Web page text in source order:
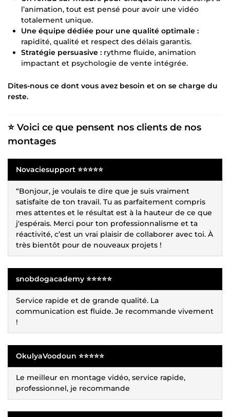
l’animation, tout est pensé pour avoir une vidéo
totalement unique.
Une équipe dédiée pour une qualité optimale :
rapidité, qualité et respect des délais garantis.
Stratégie persuasive : rythme fluide, animation
impactant et psychologie de vente intégrée.
Dites-nous ce dont vous avez besoin et on se charge du
reste.
⭐ Voici ce que pensent nos clients de nos
montages
Novaciesupport ⭐⭐⭐⭐⭐
“Bonjour, je voulais te dire que je suis vraiment
satisfaite de ton travail. Tu as parfaitement compris
mes attentes et le résultat est à la hauteur de ce que
j'espérais. Merci pour ton professionnalisme et ta
réactivité, c’est un vrai plaisir de collaborer avec toi. À
très bientôt pour de nouveaux projets !
snobdogacademy ⭐⭐⭐⭐⭐
Service rapide et de grande qualité. La
communication est fluide. Je recommande vivement
!
OkulyaVoodoun ⭐⭐⭐⭐⭐
Le meilleur en montage vidéo, service rapide,
professionnel, je recommande